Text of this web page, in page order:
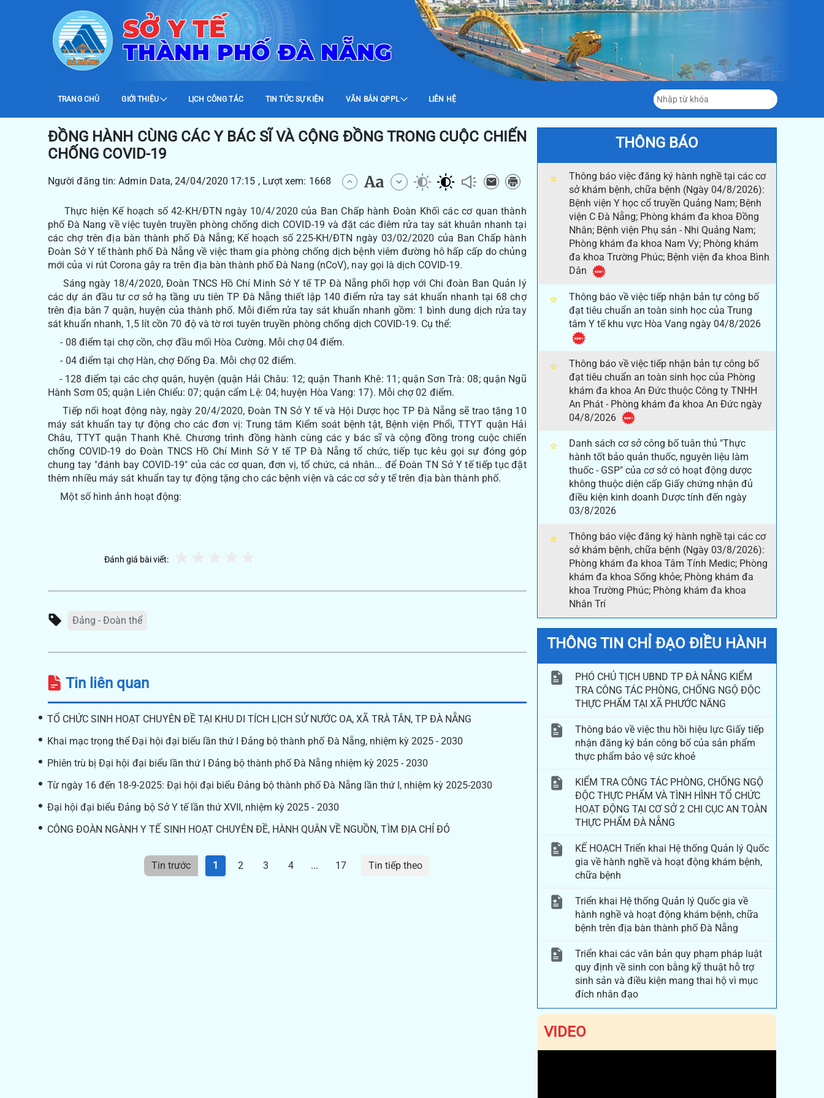
SỞ Y TẾ
THÀNH PHỐ ĐÀ NẴNG
TRANG CHỦ GIỚI THIỆU LỊCH CÔNG TÁC TIN TỨC SỰ KIỆN VĂN BẢN QPPL LIÊN HỆ
ĐỒNG HÀNH CÙNG CÁC Y BÁC SĨ VÀ CỘNG ĐỒNG TRONG CUỘC CHIẾN
CHỐNG COVID-19
Người đăng tin: Admin Data, 24/04/2020 17:15 , Lượt xem: 1668
Thực hiện Kế hoạch số 42-KH/ĐTN ngày 10/4/2020 của Ban Chấp hành Đoàn Khối các cơ quan thành
phố Đà Nang về việc tuyên truyền phòng chống dich COVID-19 và đặt các điêm rửa tay sát khuân nhanh tại
các chợ trên địa bàn thành phố Đà Nẵng; Kế hoạch số 225-KH/ĐTN ngày 03/02/2020 của Ban Chấp hành
Đoàn Sở Y tế thành phố Đà Nẵng về việc tham gia phòng chống dịch bệnh viêm đường hô hấp cấp do chủng
mới của vi rút Corona gây ra trên địa bàn thành phố Đà Nang (nCoV), nay gọi là dịch COVID-19.
Sáng ngày 18/4/2020, Đoàn TNCS Hồ Chí Minh Sở Y tế TP Đà Nẵng phối hợp với Chi đoàn Ban Quản lý
các dự án đầu tư cơ sở hạ tầng ưu tiên TP Đà Nẵng thiết lập 140 điểm rửa tay sát khuẩn nhanh tại 68 chợ
trên địa bàn 7 quận, huyện của thành phố. Mỗi điểm rửa tay sát khuẩn nhanh gồm: 1 bình dung dịch rửa tay
sát khuẩn nhanh, 1,5 lít cồn 70 độ và tờ rơi tuyên truyền phòng chống dịch COVID-19. Cụ thể:
- 08 điểm tại chợ cồn, chợ đầu mối Hòa Cường. Mỗi chợ 04 điểm.
- 04 điểm tại chợ Hàn, chợ Đống Đa. Mỗi chợ 02 điểm.
- 128 điểm tại các chợ quận, huyện (quận Hải Châu: 12; quận Thanh Khê: 11; quận Sơn Trà: 08; quận Ngũ
Hành Sơm 05; quận Liên Chiểu: 07; quận cẩm Lệ: 04; huyện Hòa Vang: 17). Mỗi chợ 02 điểm.
Tiếp nối hoạt động này, ngày 20/4/2020, Đoàn TN Sở Y tế và Hội Dược học TP Đà Nẵng sẽ trao tặng 10
máy sát khuẩn tay tự động cho các đơn vị: Trung tâm Kiểm soát bệnh tật, Bệnh viện Phổi, TTYT quận Hải
Châu, TTYT quận Thanh Khê. Chương trình đồng hành cùng các y bác sĩ và cộng đồng trong cuộc chiến
chống COVID-19 do Đoàn TNCS Hồ Chí Minh Sở Y tế TP Đà Nẵng tổ chức, tiếp tục kêu gọi sự đóng góp
chung tay "đánh bay COVID-19" của các cơ quan, đơn vị, tổ chức, cá nhân... để Đoàn TN Sở Y tế tiếp tục đặt
thêm nhiều máy sát khuẩn tay tự động tặng cho các bệnh viện và các cơ sở y tế trên địa bàn thành phố.
Một số hình ảnh hoạt động:
Đánh giá bài viết:
Đảng - Đoàn thể
Tin liên quan
TỔ CHỨC SINH HOẠT CHUYÊN ĐỀ TẠI KHU DI TÍCH LỊCH SỬ NƯỚC OA, XÃ TRÀ TÂN, TP ĐÀ NẴNG
Khai mạc trọng thể Đại hội đại biểu lần thứ I Đảng bộ thành phố Đà Nẵng, nhiệm kỳ 2025 - 2030
Phiên trù bị Đại hội đại biểu lần thứ I Đảng bộ thành phố Đà Nẵng nhiệm kỳ 2025 - 2030
Từ ngày 16 đến 18-9-2025: Đại hội đại biểu Đảng bộ thành phố Đà Nẵng lần thứ I, nhiệm kỳ 2025-2030
Đại hội đại biểu Đảng bộ Sở Y tế lần thứ XVII, nhiệm kỳ 2025 - 2030
CÔNG ĐOÀN NGÀNH Y TẾ SINH HOẠT CHUYÊN ĐỀ, HÀNH QUÂN VỀ NGUỒN, TÌM ĐỊA CHỈ ĐỎ
Tin trước 1 2 3 4 ... 17 Tin tiếp theo
THÔNG BÁO
⭐
Thông báo việc đăng ký hành nghề tại các cơ
sở khám bệnh, chữa bệnh (Ngày 04/8/2026):
Bệnh viện Y học cổ truyền Quảng Nam; Bệnh
viện C Đà Nẵng; Phòng khám đa khoa Đồng
Nhân; Bệnh viện Phụ sản - Nhi Quảng Nam;
Phòng khám đa khoa Nam Vy; Phòng khám
đa khoa Trường Phúc; Bệnh viện đa khoa Bình
Dân
⭐
Thông báo về việc tiếp nhận bản tự công bố
đạt tiêu chuẩn an toàn sinh học của Trung
tâm Y tế khu vực Hòa Vang ngày 04/8/2026
⭐
Thông báo về việc tiếp nhận bản tự công bố
đạt tiêu chuẩn an toàn sinh học của Phòng
khám đa khoa An Đức thuộc Công ty TNHH
An Phát - Phòng khám đa khoa An Đức ngày
04/8/2026
⭐
Danh sách cơ sở công bố tuân thủ "Thực
hành tốt bảo quản thuốc, nguyên liệu làm
thuốc - GSP" của cơ sở có hoạt động dược
không thuộc diện cấp Giấy chứng nhận đủ
điều kiện kinh doanh Dược tính đến ngày
03/8/2026
⭐
Thông báo việc đăng ký hành nghề tại các cơ
sở khám bệnh, chữa bệnh (Ngày 03/8/2026):
Phòng khám đa khoa Tâm Tính Medic; Phòng
khám đa khoa Sống khỏe; Phòng khám đa
khoa Trường Phúc; Phòng khám đa khoa
Nhân Trí
THÔNG TIN CHỈ ĐẠO ĐIỀU HÀNH
PHÓ CHỦ TỊCH UBND TP ĐÀ NẴNG KIỂM
TRA CÔNG TÁC PHÒNG, CHỐNG NGỘ ĐỘC
THỰC PHẨM TẠI XÃ PHƯỚC NĂNG
Thông báo về việc thu hồi hiệu lực Giấy tiếp
nhận đăng ký bản công bố của sản phẩm
thực phẩm bảo vệ sức khoẻ
KIỂM TRA CÔNG TÁC PHÒNG, CHỐNG NGỘ
ĐỘC THỰC PHẨM VÀ TÌNH HÌNH TỔ CHỨC
HOẠT ĐỘNG TẠI CƠ SỞ 2 CHI CỤC AN TOÀN
THỰC PHẨM ĐÀ NẴNG
KẾ HOẠCH Triển khai Hệ thống Quản lý Quốc
gia về hành nghề và hoạt động khám bệnh,
chữa bệnh
Triển khai Hệ thống Quản lý Quốc gia về
hành nghề và hoạt động khám bệnh, chữa
bệnh trên địa bàn thành phố Đà Nẵng
Triển khai các văn bản quy phạm pháp luật
quy định về sinh con bằng kỹ thuật hỗ trợ
sinh sản và điều kiện mang thai hộ vì mục
đích nhân đạo
VIDEO